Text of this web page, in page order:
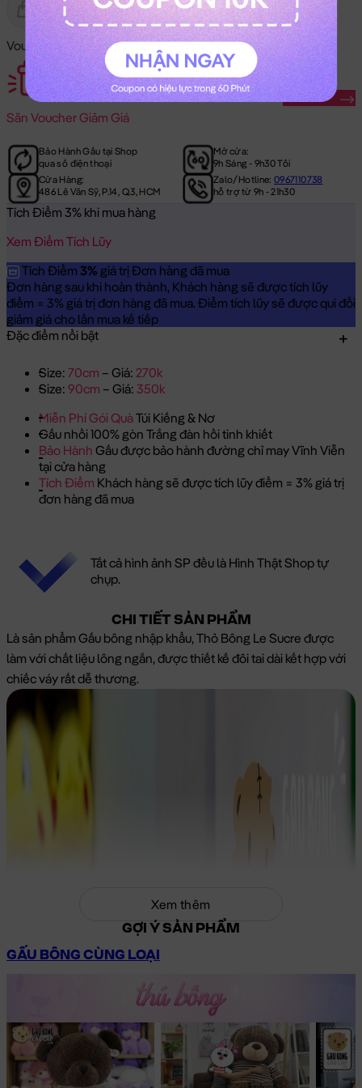
Gửi Tặng Hết Hàng
Voucher Mã Khuyến Mãi:
Săn Voucher Giảm Giá
Săn Ngay
Bảo Hành Gấu tại Shop
qua số điện thoại
Mở cửa:
9h Sáng - 9h30 Tối
Cửa Hàng:
486 Lê Văn Sỹ, P.14, Q.3, HCM
Zalo/Hotline:0967110738
hỗ trợ từ 9h - 21h30
Tích Điểm 3% khi mua hàng
Xem Điểm Tích Lũy
Tích Điểm 3% giá trị Đơn hàng đã mua
Đơn hàng sau khi hoàn thành, Khách hàng sẽ được tích lũy
điểm = 3% giá trị đơn hàng đã mua. Điểm tích lũy sẽ được qui đổi
giảm giá cho lần mua kế tiếp
Đặc điểm nổi bật
Size: 70cm – Giá: 270k
Size: 90cm – Giá: 350k
Miễn Phí Gói QuàTúi Kiếng & Nơ
Gấu nhồi 100% gòn Trắng đàn hồi tinh khiết
Bảo Hành Gấu được bảo hành đường chỉ may Vĩnh Viễn
tại cửa hàng
Tích Điểm Khách hàng sẽ được tích lũy điểm = 3% giá trị
đơn hàng đã mua
Tất cả hình ảnh SP đều là Hình Thật Shop tự
chụp.
CHI TIẾT SẢN PHẨM
Là sản phẩm Gấu bông nhập khẩu, Thỏ Bông Le Sucre được
làm với chất liệu lông ngắn, được thiết kế đôi tai dài kết hợp với
chiếc váy rất dễ thương.
Xem thêm
GỢI Ý SẢN PHẨM
GẤU BÔNG CÙNG LOẠI